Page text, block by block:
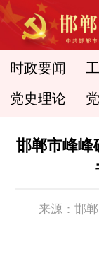
时政要闻
党史理论
邯郸市峰峰
来源：邯